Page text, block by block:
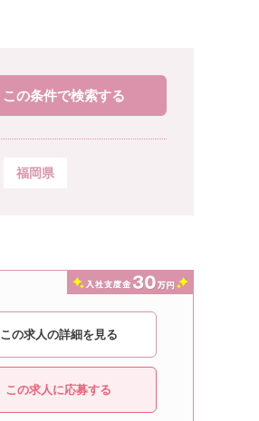
この条件で検索する
福岡県
この求人の詳細を見る
この求人に応募する